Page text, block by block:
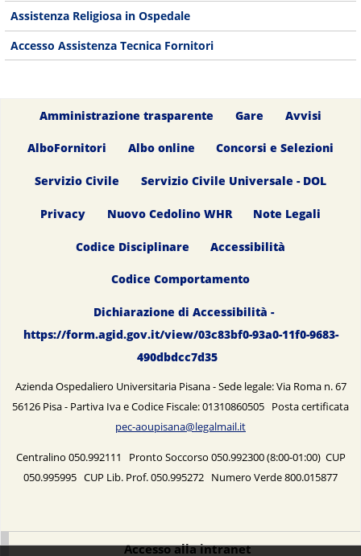
Assistenza Religiosa in Ospedale
Accesso Assistenza Tecnica Fornitori
Amministrazione trasparente Gare Avvisi
AlboFornitori Albo online Concorsi e Selezioni
Servizio Civile Servizio Civile Universale - DOL
Privacy Nuovo Cedolino WHR Note Legali
Codice Disciplinare Accessibilità
Codice Comportamento
Dichiarazione di Accessibilità -
https://form.agid.gov.it/view/03c83bf0-93a0-11f0-9683-
490dbdcc7d35
Azienda Ospedaliero Universitaria Pisana - Sede legale: Via Roma n. 67
56126 Pisa - Partiva Iva e Codice Fiscale: 01310860505 Posta certificata
pec-aoupisana@legalmail.it
Centralino 050.992111 Pronto Soccorso 050.992300 (8:00-01:00) CUP
050.995995 CUP Lib. Prof. 050.995272 Numero Verde 800.015877
Accesso alla intranet